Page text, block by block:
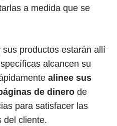
a medida que se
productos estarán allí
alcancen su
alinee sus
de dinero de
para satisfacer las
del cliente.